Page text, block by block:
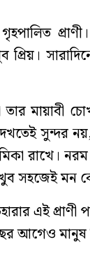
মায়াবী
সুন্দর
রাখে। নরম
সহজেই মন
এই প্রাণী
আগেও মানুষ